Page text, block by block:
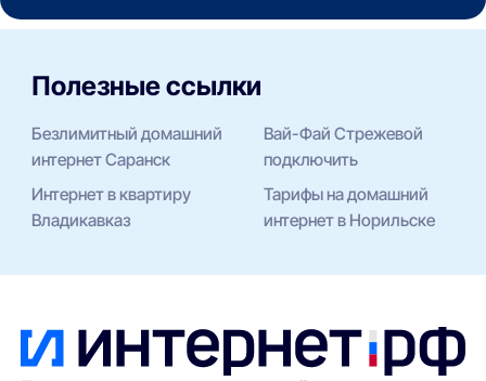
Полезные ссылки
Безлимитный домашний
интернет Саранск
Вай-Фай Стрежевой
подключить
Интернет в квартиру
Владикавказ
Тарифы на домашний
интернет в Норильске